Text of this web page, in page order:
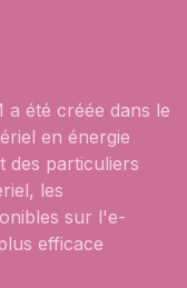
a été créée dans le
en énergie
des particuliers
les
sur l'e-
efficace